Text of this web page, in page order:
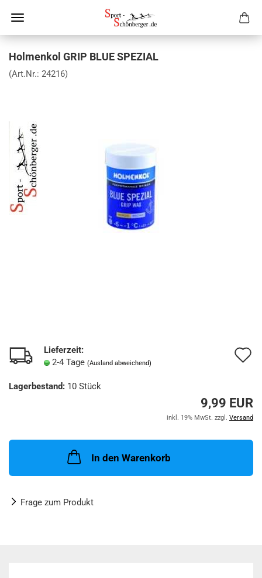
Holmenkol GRIP BLUE SPEZIAL
(Art.Nr.: 24216)
Lieferzeit:
2-4 Tage (Ausland abweichend)
Lagerbestand: 10 Stück
9,99 EUR
inkl. 19% MwSt. zzgl. Versand
In den Warenkorb
Frage zum Produkt